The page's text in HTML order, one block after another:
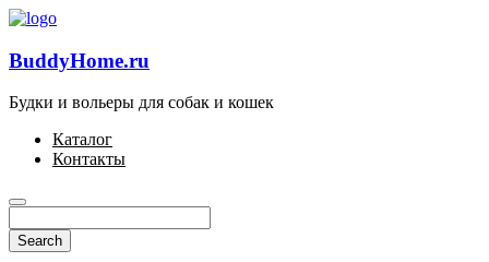
BuddyHome.ru
Будки и вольеры для собак и кошек
Каталог
Контакты